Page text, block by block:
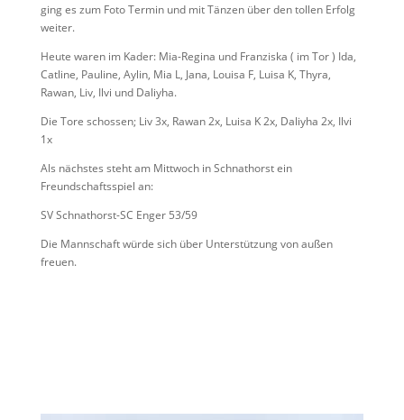
ging es zum Foto Termin und mit Tänzen über den tollen Erfolg
weiter.
Heute waren im Kader: Mia-Regina und Franziska ( im Tor ) Ida,
Catline, Pauline, Aylin, Mia L, Jana, Louisa F, Luisa K, Thyra,
Rawan, Liv, Ilvi und Daliyha.
Die Tore schossen; Liv 3x, Rawan 2x, Luisa K 2x, Daliyha 2x, Ilvi
1x
Als nächstes steht am Mittwoch in Schnathorst ein
Freundschaftsspiel an:
SV Schnathorst-SC Enger 53/59
Die Mannschaft würde sich über Unterstützung von außen
freuen.